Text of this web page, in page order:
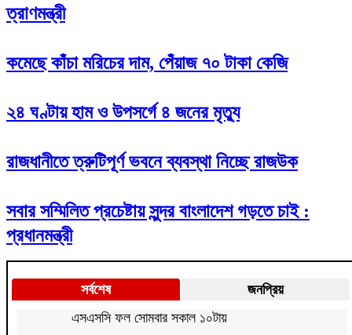
ত্রাণমন্ত্রী
কমেছে কাঁচা মরিচের দাম, পেঁয়াজ ৭০ টাকা কেজি
২৪ ঘণ্টায় হাম ও উপসর্গে ৪ জনের মৃত্যু
রাজধানীতে ত্রুটিপূর্ণ ভবনে ব্যবস্থা নিচ্ছে রাজউক
সবার সম্মিলিত প্রচেষ্টায় সুন্দর বাংলাদেশ গড়তে চাই :
প্রধানমন্ত্রী
সর্বশেষ
জনপ্রিয়
এসএসসি ফল সোমবার সকাল ১০টায়